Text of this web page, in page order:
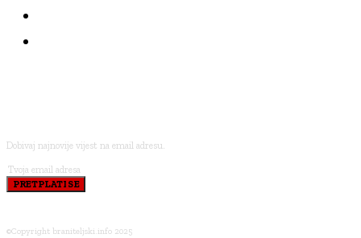
Dobivaj najnovije vijest na email adresu.
PRETPLATI SE
©Copyright braniteljski.info 2025